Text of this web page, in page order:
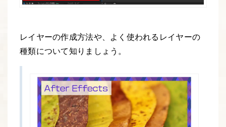
レイヤーの作成方法や、よく使われるレイヤーの
種類について知りましょう。